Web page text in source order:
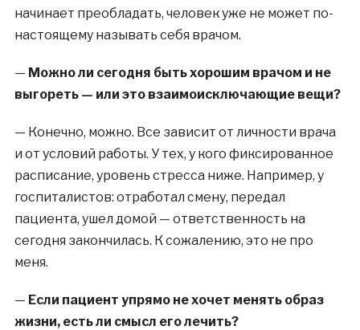
начинает преобладать, человек уже не может по-
настоящему называть себя врачом.
— Можно ли сегодня быть хорошим врачом и не
выгореть — или это взаимоисключающие вещи?
— Конечно, можно. Все зависит от личности врача
и от условий работы. У тех, у кого фиксированное
расписание, уровень стресса ниже. Например, у
госпиталистов: отработал смену, передал
пациента, ушел домой — ответственность на
сегодня закончилась. К сожалению, это не про
меня.
— Если пациент упрямо не хочет менять образ
жизни, есть ли смысл его лечить?